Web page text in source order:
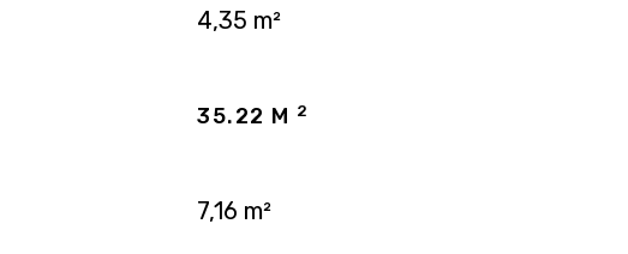
4,35 m²
35.22 M 2
7,16 m²